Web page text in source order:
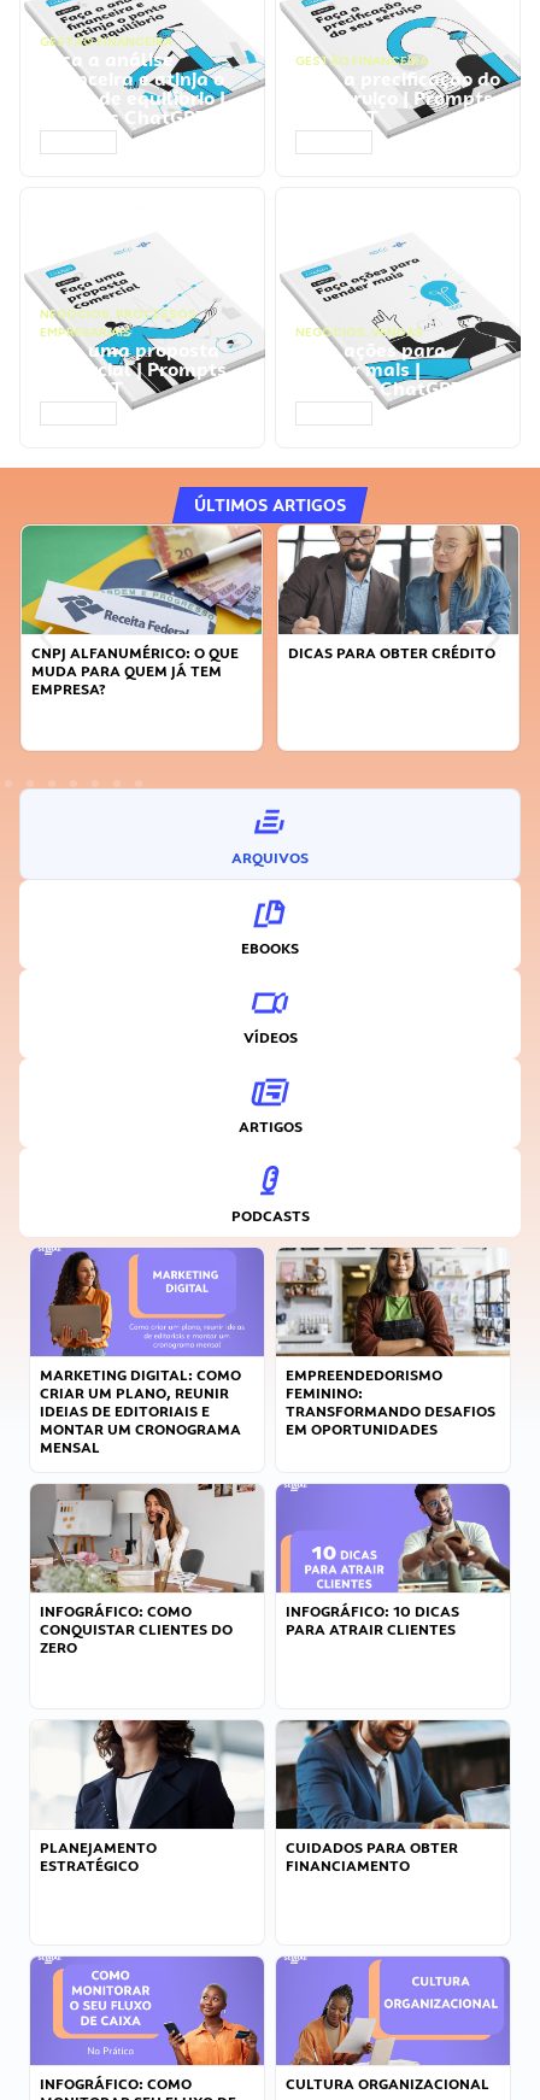
GESTÃO FINANCEIRA
Faça a análise
financeira e atinja o
ponto de equilíbrio |
Prompts ChatGPT
GESTÃO FINANCEIRA
Faça a precificação do
seu serviço | Prompts
ChatGPT
NEGÓCIOS, PROCESSOS
EMPRESARIAIS
Faça uma proposta
comercial | Prompts
ChatGPT
NEGÓCIOS, VENDAS
Faça ações para
vender mais |
Prompts ChatGPT
ÚLTIMOS ARTIGOS
DICAS PARA OBTER CRÉDITO
FAÇA A DIFERENÇA: SEJA
ARQUIVOS
EBOOKS
VÍDEOS
ARTIGOS
PODCASTS
MARKETING DIGITAL: COMO
CRIAR UM PLANO, REUNIR
IDEIAS DE EDITORIAIS E
MONTAR UM CRONOGRAMA
MENSAL
EMPREENDEDORISMO
FEMININO:
TRANSFORMANDO DESAFIOS
EM OPORTUNIDADES
INFOGRÁFICO: COMO
CONQUISTAR CLIENTES DO
ZERO
INFOGRÁFICO: 10 DICAS
PARA ATRAIR CLIENTES
PLANEJAMENTO
ESTRATÉGICO
CUIDADOS PARA OBTER
FINANCIAMENTO
INFOGRÁFICO: COMO
CULTURA ORGANIZACIONAL